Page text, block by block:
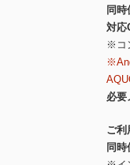
同
対応
※コ
必要
ご利
同